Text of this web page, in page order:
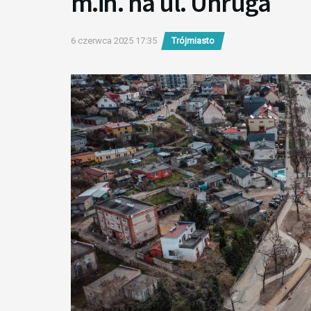
6 czerwca 2025 17:35 Trójmiasto